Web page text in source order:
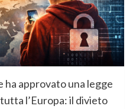
approvato una legge
l’Europa: il divieto